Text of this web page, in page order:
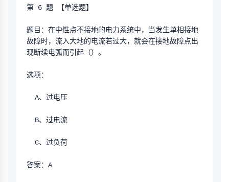
第 6 题 【单选题】
题目：在中性点不接地的电力系统中，当发生单相接地
故障时，流入大地的电流若过大，就会在接地故障点出
现断续电弧而引起（）。
选项：
  A、过电压
  B、过电流
  C、过负荷
答案：A